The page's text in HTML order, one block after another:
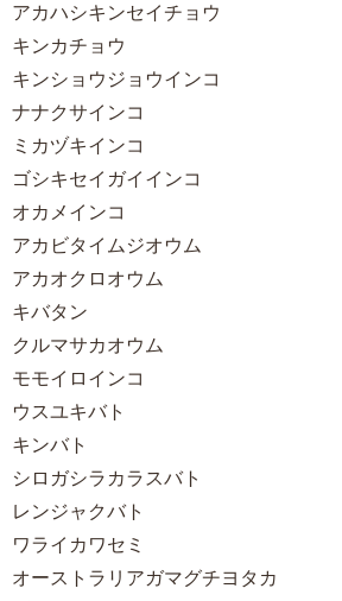
アカハシキンセイチョウ
キンカチョウ
キンショウジョウインコ
ナナクサインコ
ミカヅキインコ
ゴシキセイガイインコ
オカメインコ
アカビタイムジオウム
アカオクロオウム
キバタン
クルマサカオウム
モモイロインコ
ウスユキバト
キンバト
シロガシラカラスバト
レンジャクバト
ワライカワセミ
オーストラリアガマグチヨタカ